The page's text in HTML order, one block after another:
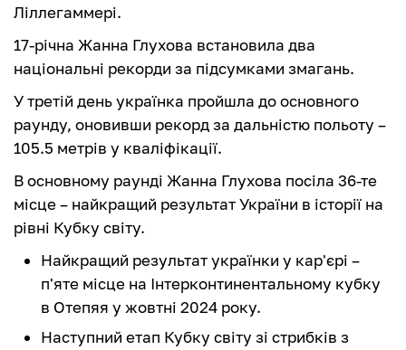
Ліллегаммері.
17-річна Жанна Глухова встановила два
національні рекорди за підсумками змагань.
У третій день українка пройшла до основного
раунду, оновивши рекорд за дальністю польоту –
105.5 метрів у кваліфікації.
В основному раунді Жанна Глухова посіла 36-те
місце – найкращий результат України в історії на
рівні Кубку світу.
Найкращий результат українки у кар'єрі –
п'яте місце на Інтерконтинентальному кубку
в Отепяя у жовтні 2024 року.
Наступний етап Кубку світу зі стрибків з